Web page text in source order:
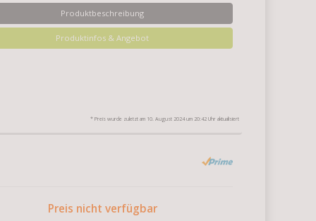
Produktbeschreibung
Produktinfos & Angebot
* Preis wurde zuletzt am 10. August 2024 um 20:42 Uhr aktualisiert
Preis nicht verfügbar